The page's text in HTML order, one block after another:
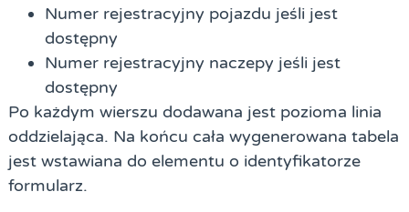
Numer rejestracyjny pojazdu jeśli jest
dostępny
Numer rejestracyjny naczepy jeśli jest
dostępny
Po każdym wierszu dodawana jest pozioma linia
oddzielająca. Na końcu cała wygenerowana tabela
jest wstawiana do elementu o identyfikatorze
formularz.